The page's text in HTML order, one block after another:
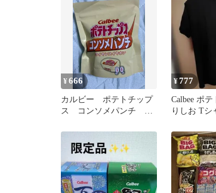
¥666
カルビー ポテトチップ
ス コンソメパンチ ワ
¥777
Calbee ポ
りしお Tシ